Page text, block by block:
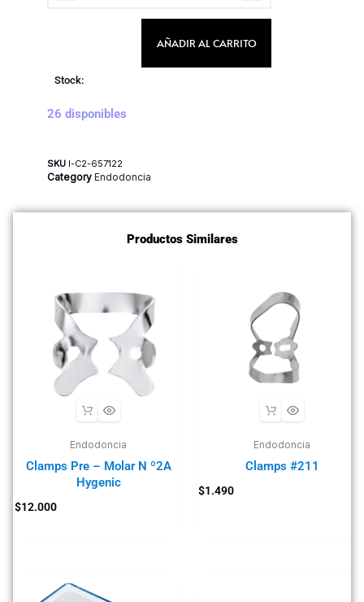
AÑADIR AL CARRITO
Stock:
26 disponibles
SKU I-C2-657122
Category Endodoncia
Productos Similares
Endodoncia
Clamps Pre – Molar N º2A
Hygenic
$12.000
Endodoncia
Clamps #211
$1.490